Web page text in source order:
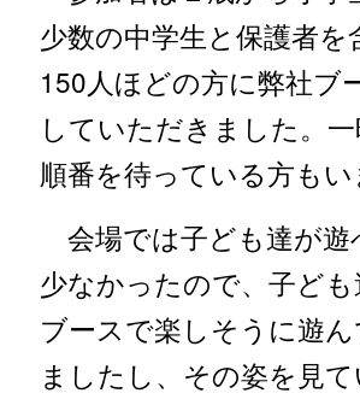
少数の中学生と保護者を
150人ほどの方に弊社ブ
していただきました。
順番を待っている方もい
会場では子ども達が遊
少なかったので、子ど
ブースで楽しそうに遊
ましたし、その姿を見